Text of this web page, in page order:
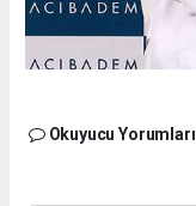
Okuyucu Yorumları